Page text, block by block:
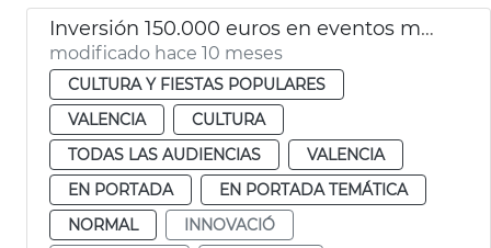
Inversión 150.000 euros en eventos musicales de València Music City
modificado hace 10 meses
CULTURA Y FIESTAS POPULARES
VALENCIA
CULTURA
TODAS LAS AUDIENCIAS
VALENCIA
EN PORTADA
EN PORTADA TEMÁTICA
NORMAL
INNOVACIÓ